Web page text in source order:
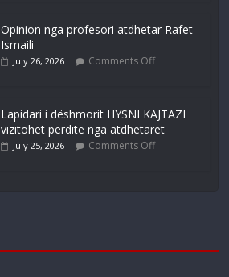
Opinion nga profesori atdhetar Rafet
Ismaili
July 26, 2026 Comments Off
Lapidari i dëshmorit HYSNI KAJTAZI
vizitohet përditë nga atdhetaret
July 25, 2026 Comments Off